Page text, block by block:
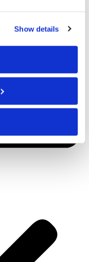
Show details